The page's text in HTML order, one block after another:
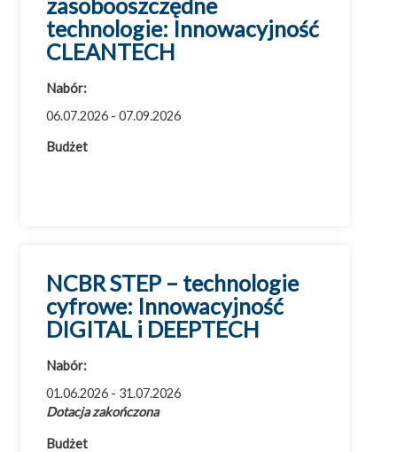
zasobooszczędne
technologie: Innowacyjność
CLEANTECH
Nabór:
06.07.2026 - 07.09.2026
Budżet
NCBR STEP – technologie
cyfrowe: Innowacyjność
DIGITAL i DEEPTECH
Nabór:
01.06.2026 - 31.07.2026
Dotacja zakończona
Budżet